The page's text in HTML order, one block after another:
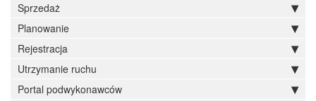
Sprzedaż
Planowanie
Rejestracja
Utrzymanie ruchu
Portal podwykonawców